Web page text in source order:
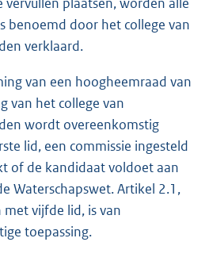
vervullen plaatsen, worden alle
benoemd door het college van
verklaard.
van een hoogheemraad van
van het college van
wordt overeenkomstig
lid, een commissie ingesteld
of de kandidaat voldoet aan
Waterschapswet. Artikel 2.1,
vijfde lid, is van
toepassing.